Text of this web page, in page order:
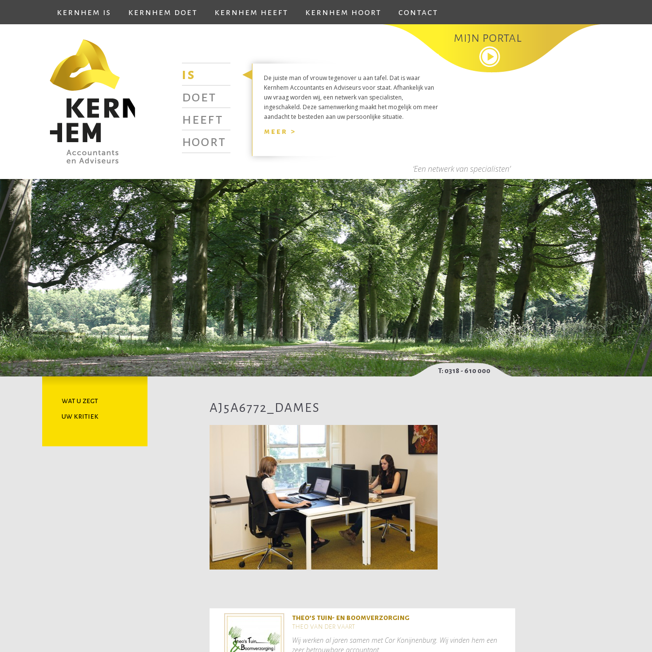
kernhem is kernhem doet kernhem heeft kernhem hoort contact
is
doet
heeft
hoort
De juiste man of vrouw tegenover u aan tafel. Dat is waar
Kernhem Accountants en Adviseurs voor staat. Afhankelijk van
uw vraag worden wij, een netwerk van specialisten,
ingeschakeld. Deze samenwerking maakt het mogelijk om meer
aandacht te besteden aan uw persoonlijke situatie.
meer >
‘Een netwerk van specialisten’
T: 0318 - 610 000
wat u zegt
uw kritiek
AJ5A6772_DAMES
theo’s tuin- en boomverzorging
theo van der vaart
Wij werken al jaren samen met Cor Konijnenburg. Wij vinden hem een
zeer betrouwbare accountant.